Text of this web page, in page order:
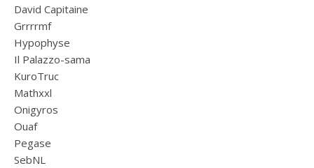
David Capitaine
Grrrrmf
Hypophyse
Il Palazzo-sama
KuroTruc
Mathxxl
Onigyros
Ouaf
Pegase
SebNL